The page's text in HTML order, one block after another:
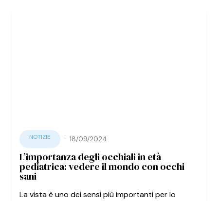
NOTIZIE · 18/09/2024
L’importanza degli occhiali in età
pediatrica: vedere il mondo con occhi
sani
La vista è uno dei sensi più importanti per lo